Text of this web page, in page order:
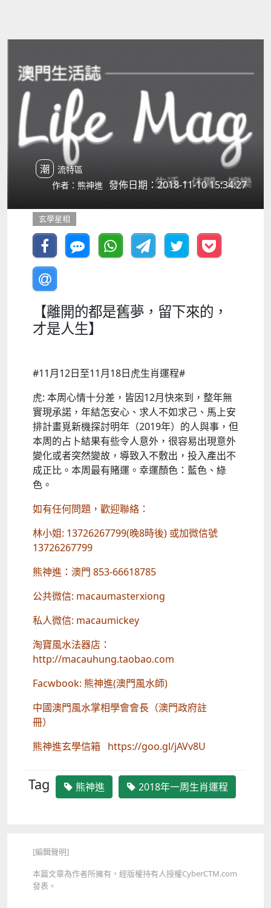
潮流特區
作者：熊神進 發佈日期：2018-11-10 15:34:27
玄學星相
【離開的都是舊夢，留下來的，
才是人生】
#11月12日至11月18日虎生肖運程#
虎: 本周心情十分差，皆因12月快來到，整年無
實現承諾，年結怎安心、求人不如求己、馬上安
排計畫覓新機探討明年（2019年）的人與事，但
本周的占卜結果有些令人意外，很容易出現意外
變化或者突然變故，導致入不敷出，投入產出不
成正比。本周最有賭運。幸運顏色：藍色、綠
色。
如有任何問題，歡迎聯絡：
林小姐: 13726267799(晚8時後) 或加微信號
13726267799
熊神進：澳門 853-66618785
公共微信: macaumasterxiong
私人微信: macaumickey
淘寶風水法器店：
http://macauhung.taobao.com
Facwbook: 熊神進(澳門風水師)
中國澳門風水掌相學會會長（澳門政府註
冊）
熊神進玄學信箱 https://goo.gl/jAVv8U
Tag 熊神進 2018年一周生肖運程
[編輯聲明]
本篇文章為作者所擁有，經版權持有人授權CyberCTM.com
發表。